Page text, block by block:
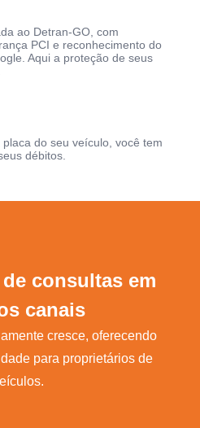
ao Detran-GO, com
PCI e reconhecimento do
Aqui a proteção de seus
do seu veículo, você tem
débitos.
consultas em
canais
cresce, oferecendo
para proprietários de